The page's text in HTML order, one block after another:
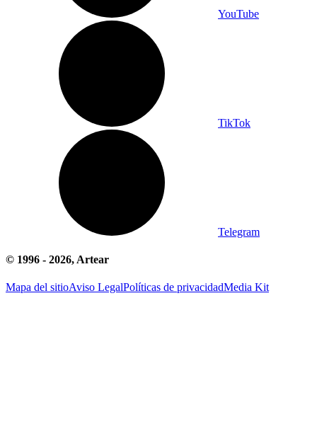
YouTube
TikTok
Telegram
© 1996 - 2026, Artear
Mapa del sitioAviso LegalPolíticas de privacidadMedia Kit